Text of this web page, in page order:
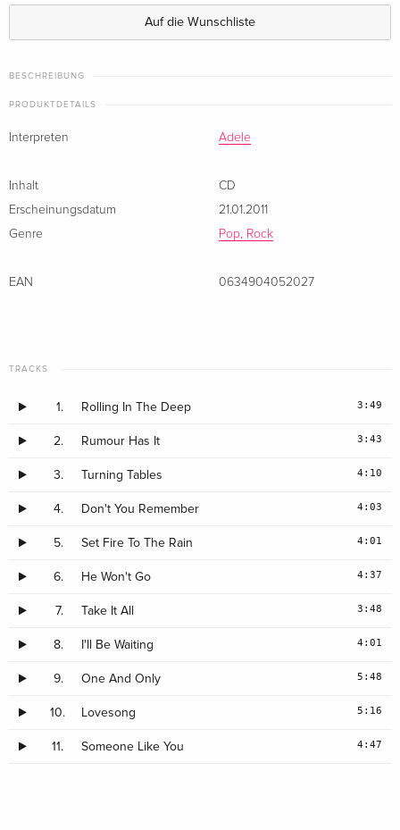
· Japan Edition
Standard Edition
Japan Edition
Auf die Wunschliste
BESCHREIBUNG
PRODUKTDETAILS
Interpreten Adele
Inhalt
CD
Erscheinungsdatum
21.01.2011
Genre
Pop, Rock
EAN 0634904052027
TRACKS
1. Rolling In The Deep 3:49
2. Rumour Has It 3:43
3. Turning Tables 4:10
4. Don't You Remember 4:03
5. Set Fire To The Rain 4:01
6. He Won't Go 4:37
7. Take It All 3:48
8. I'll Be Waiting 4:01
9. One And Only 5:48
10. Lovesong 5:16
11. Someone Like You 4:47